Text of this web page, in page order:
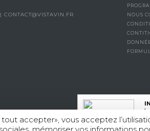
| CONTACT@VISTAVIN.FR
NOUS
tout accepter», vous acceptez